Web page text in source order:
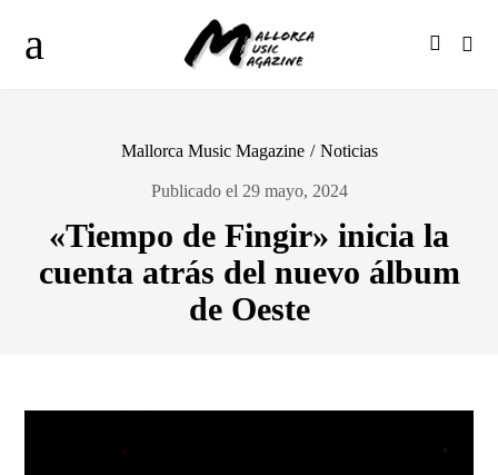
Mallorca Music Magazine / Noticias
Publicado el 29 mayo, 2024
«Tiempo de Fingir» inicia la
cuenta atrás del nuevo álbum
de Oeste